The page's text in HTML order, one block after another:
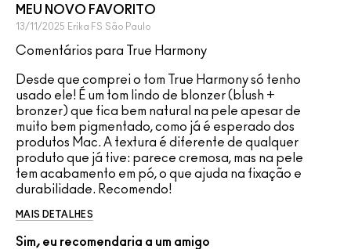
MEU NOVO FAVORITO
13/11/2025 Erika FS São Paulo
Comentários para True Harmony
Desde que comprei o tom True Harmony só tenho
usado ele! É um tom lindo de blonzer (blush +
bronzer) que fica bem natural na pele apesar de
muito bem pigmentado, como já é esperado dos
produtos Mac. A textura é diferente de qualquer
produto que já tive: parece cremosa, mas na pele
tem acabamento em pó, o que ajuda na fixação e
durabilidade. Recomendo!
MAIS DETALHES
Sim, eu recomendaria a um amigo